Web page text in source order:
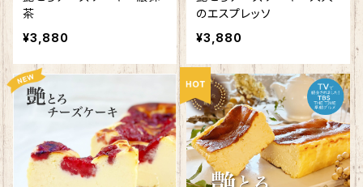
茶
¥3,880
のエスプレッソ
¥3,880